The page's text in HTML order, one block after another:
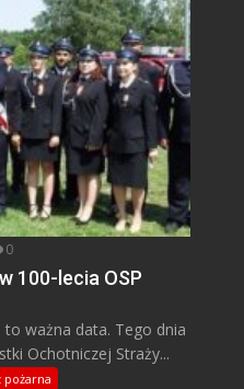
0
100-lecia OSP
to ważna data. Tego dnia
Ochotniczej Straży...
pożarna